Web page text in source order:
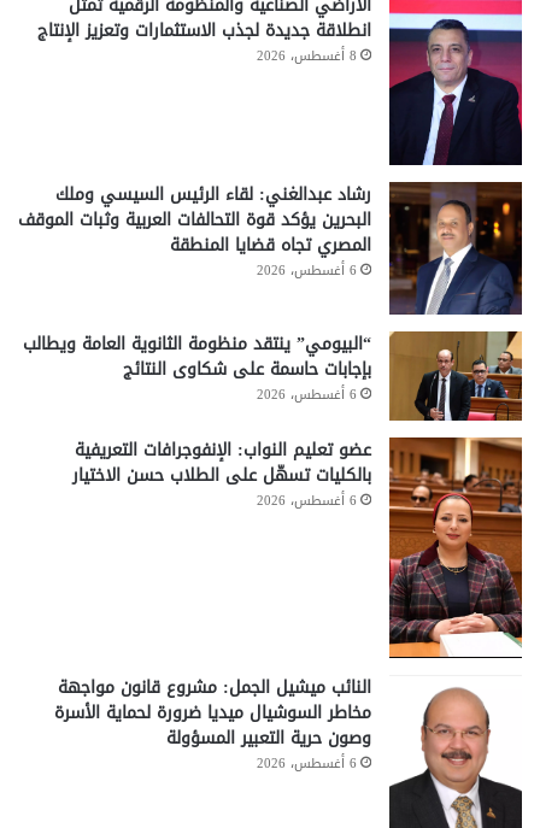
انطلاقة جديدة لجذب الاستثمارات وتعزيز الإنتاج
8 أغسطس، 2026
رشاد عبدالغني: لقاء الرئيس السيسي وملك
البحرين يؤكد قوة التحالفات العربية وثبات الموقف
المصري تجاه قضايا المنطقة
6 أغسطس، 2026
“البيومي” ينتقد منظومة الثانوية العامة ويطالب
بإجابات حاسمة على شكاوى النتائج
6 أغسطس، 2026
عضو تعليم النواب: الإنفوجرافات التعريفية
بالكليات تسهّل على الطلاب حسن الاختيار
6 أغسطس، 2026
النائب ميشيل الجمل: مشروع قانون مواجهة
مخاطر السوشيال ميديا ضرورة لحماية الأسرة
وصون حرية التعبير المسؤولة
6 أغسطس، 2026